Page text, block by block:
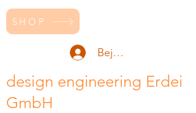
SHOP
Bejelentkezés
design engineering Erdei
GmbH